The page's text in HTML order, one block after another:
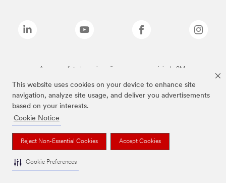
This website uses cookies on your device to enhance site
navigation, analyze site usage, and deliver you advertisements
based on your interests.
Cookie Notice
Reject Non-Essential Cookies Accept Cookies
Cookie Preferences
As marcas listadas a cima são marcas comerciais da 3M.